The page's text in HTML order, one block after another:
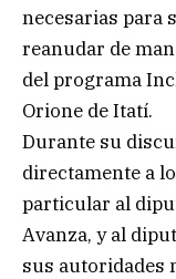
necesarias para
reanudar de
del programa
Orione de Itatí.
Durante su
directamente a
particular al
Avanza, y al
sus autoridades